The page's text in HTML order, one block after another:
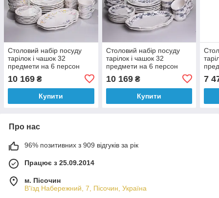
Столовий набір посуду
тарілок і чашок 32
предмети на 6 персон
YY78-8A
10 169 ₴
Купити
Столовий набір посуду
тарілок і чашок 32
предмети на 6 персон
YY78-10A
10 169₴
Купити
7
Про нас
96% позитивних з 909 відгуків за рік
Працює з 25.09.2014
м. Пісочин
В'їзд Набережний, 7, Пісочин, Україна